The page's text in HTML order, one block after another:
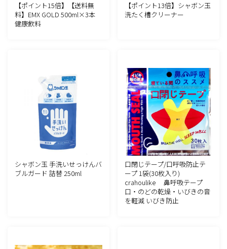
【ポイント15倍】【送料無
料】EMX GOLD 500ml×3本
健康飲料
【ポイント13倍】シャボン玉
洗たく槽クリーナー
シャボン玉 手洗いせっけんバ
ブルガード 詰替 250ml
口閉じテープ/口呼吸防止テ
ープ 1袋(30枚入り)
crahoulike 鼻呼吸テープ
口・のどの乾燥・いびきの音
を軽減 いびき防止